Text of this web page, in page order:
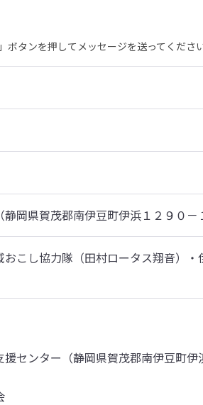
タンを押してメッセージを送ってください
岡県賀茂郡南伊豆町伊浜１２９０－
こし協力隊（田村ロータス翔音）
センター（静岡県賀茂郡南伊豆町伊